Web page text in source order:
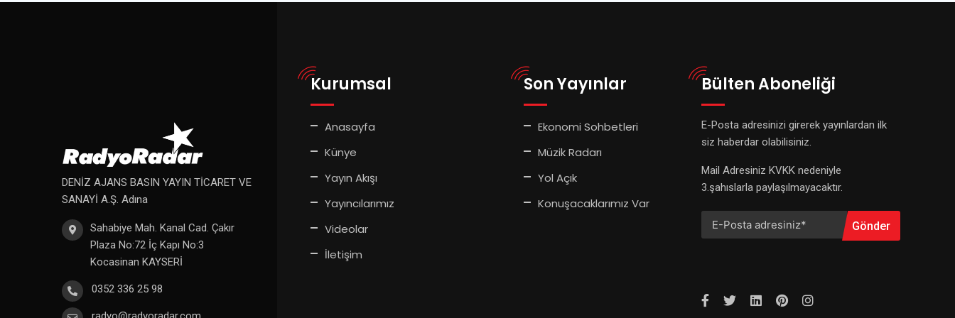
DENİZ AJANS BASIN YAYIN TİCARET VE
SANAYİ A.Ş. Adına
Sahabiye Mah. Kanal Cad. Çakır
Plaza No:72 İç Kapı No:3
Kocasinan KAYSERİ
0352 336 25 98
Kurumsal
Anasayfa
Künye
Yayın Akışı
Yayıncılarımız
Videolar
İletişim
Son Yayınlar
Ekonomi Sohbetleri
Müzik Radarı
Yol Açık
Konuşacaklarımız Var
Bülten Aboneliği
E-Posta adresinizi girerek yayınlardan ilk
siz haberdar olabilisiniz.
Mail Adresiniz KVKK nedeniyle
3.şahıslarla paylaşılmayacaktır.
Gönder